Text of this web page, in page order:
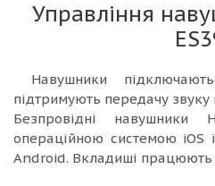
Управління
Навушники
підтримують передачу
Безпровідні навушники
операційною системою iOS
Android. Вкладиші працюють